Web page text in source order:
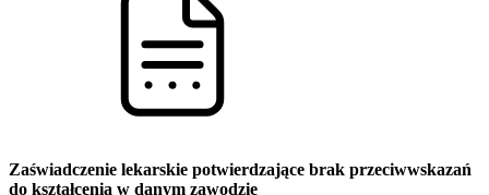
Zaświadczenie lekarskie potwierdzające brak przeciwwskazań
do kształcenia w danym zawodzie